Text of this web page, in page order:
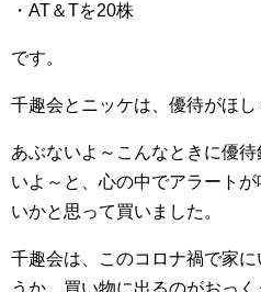
・AT＆Tを20株
です。
千趣会とニッケは、優待がほし
あぶないよ～こんなときに優
いよ～と、心の中でアラート
いかと思って買いました。
千趣会は、このコロナ禍で家
うか、買い物に出るのがおっ